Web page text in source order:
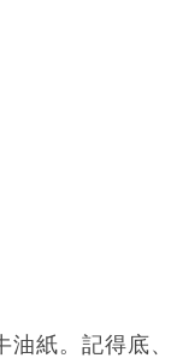
紙。記得底